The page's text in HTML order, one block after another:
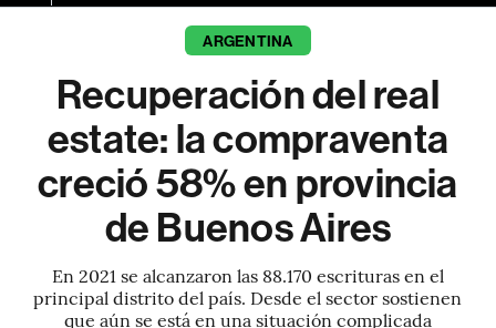
ARGENTINA
Recuperación del real
estate: la compraventa
creció 58% en provincia
de Buenos Aires
En 2021 se alcanzaron las 88.170 escrituras en el
principal distrito del país. Desde el sector sostienen
que aún se está en una situación complicada